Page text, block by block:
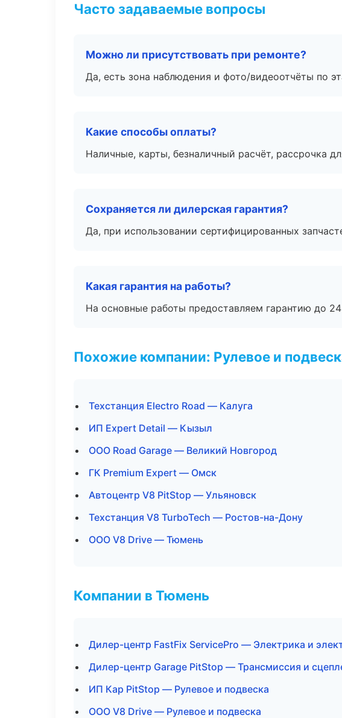
Часто задаваемые вопросы
Можно ли присутствовать при ремонте?
Да, есть зона наблюдения и фото/видеоотчёты по
Какие способы оплаты?
Наличные, карты, безналичный расчёт, рассрочка
Сохраняется ли дилерская гарантия?
Да, при использовании сертифицированных
Какая гарантия на работы?
На основные работы предоставляем гарантию до
Похожие компании: Рулевое и
Техстанция Electro Road — Калуга
ИП Expert Detail — Кызыл
ООО Road Garage — Великий Новгород
ГК Premium Expert — Омск
Автоцентр V8 PitStop — Ульяновск
Техстанция V8 TurboTech — Ростов-на-Дону
ООО V8 Drive — Тюмень
Компании в Тюмень
Дилер-центр FastFix ServicePro — Электрика и
Дилер-центр Garage PitStop — Трансмиссия и
ИП Кар PitStop — Рулевое и подвеска
ООО V8 Drive — Рулевое и подвеска